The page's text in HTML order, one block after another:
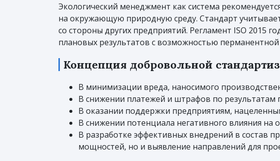
Экологический менеджмент как система
на окружающую природную среду. Стандарт
со стороны других предприятий. Регламент ISO 2015
плановых результатов с возможностью
Концепция добровольной
В минимизации вреда, наносимого
В снижении платежей и штрафов по результатам
В оказании поддержки предприятиям,
В снижении потенциала негативного влияния на
В разработке эффективных внедрений в состав
мощностей, но и выявление направлений для